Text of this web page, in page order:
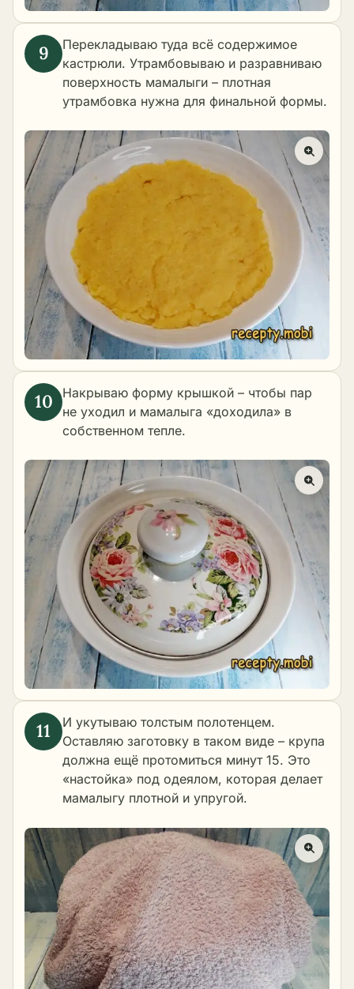
Перекладываю туда всё содержимое
кастрюли. Утрамбовываю и разравниваю
поверхность мамалыги – плотная
утрамбовка нужна для финальной формы.
Накрываю форму крышкой – чтобы пар
не уходил и мамалыга «доходила» в
собственном тепле.
И укутываю толстым полотенцем.
Оставляю заготовку в таком виде – крупа
должна ещё протомиться минут 15. Это
«настойка» под одеялом, которая делает
мамалыгу плотной и упругой.